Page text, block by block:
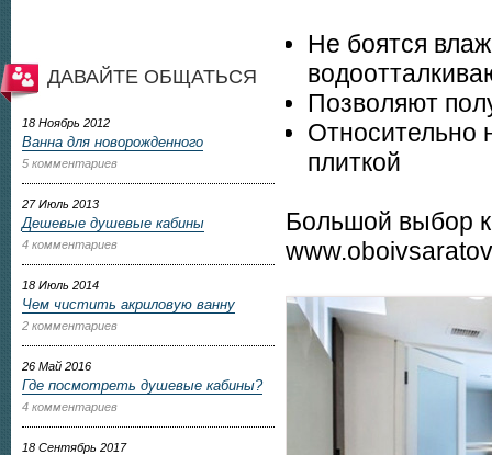
ДАВАЙТЕ ОБЩАТЬСЯ
18 Ноябрь 2012
Ванна для новорожденного
5 комментариев
27 Июль 2013
Дешевые душевые кабины
4 комментариев
18 Июль 2014
Чем чистить акриловую ванну
2 комментариев
26 Май 2016
Где посмотреть душевые кабины?
4 комментариев
18 Сентябрь 2017
Не боятся
Позволяют
Относительно
плиткой
Большой выбор